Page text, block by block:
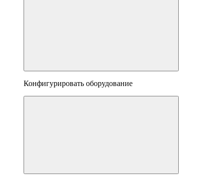
Конфигурировать оборудование